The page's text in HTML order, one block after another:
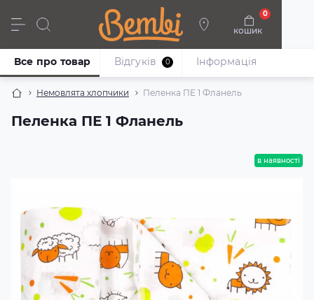
кошик
0
Дівчата Хлопці Немовлята Взуття
Немовлята хлопчики Пеленка ПЕ 1 Фланель
Пеленка ПЕ 1 Фланель
Все про товар Відгуків 0 Iнформація
в наявності